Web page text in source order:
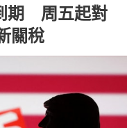
期 周五起對
關稅